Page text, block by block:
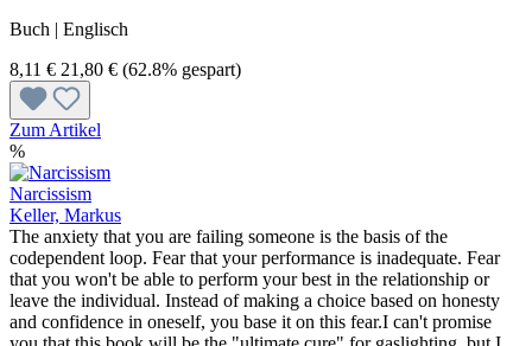
Buch | Englisch
8,11 € 21,80 € (62.8% gespart)
Zum Artikel
%
Narcissism
Keller, Markus
The anxiety that you are failing someone is the basis of the
codependent loop. Fear that your performance is inadequate. Fear
that you won't be able to perform your best in the relationship or
leave the individual. Instead of making a choice based on honesty
and confidence in oneself, you base it on this fear.I can't promise